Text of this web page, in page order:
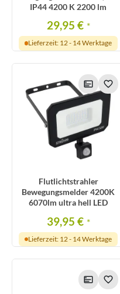
IP44 4200 K 2200 lm
29,95 € *
Lieferzeit: 12 - 14 Werktage
Flutlichtstrahler
Bewegungsmelder 4200K
6070lm ultra hell LED
39,95 € *
Lieferzeit: 12 - 14 Werktage